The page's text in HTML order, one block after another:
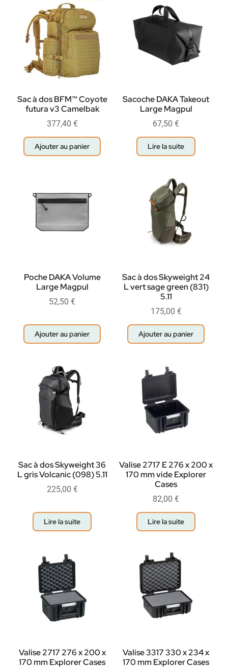
Sac à dos BFM™ Coyote
futura v3 Camelbak
377,40 €
Ajouter au panier
Sacoche DAKA Takeout
Large Magpul
67,50 €
Lire la suite
Poche DAKA Volume
Large Magpul
52,50 €
Ajouter au panier
Sac à dos Skyweight 24
L vert sage green (831)
5.11
175,00 €
Ajouter au panier
Sac à dos Skyweight 36
L gris Volcanic (098) 5.11
225,00 €
Lire la suite
Valise 2717 E 276 x 200 x
170 mm vide Explorer
Cases
82,00 €
Lire la suite
Valise 2717 276 x 200 x
170 mm Explorer Cases
Valise 3317 330 x 234 x
170 mm Explorer Cases